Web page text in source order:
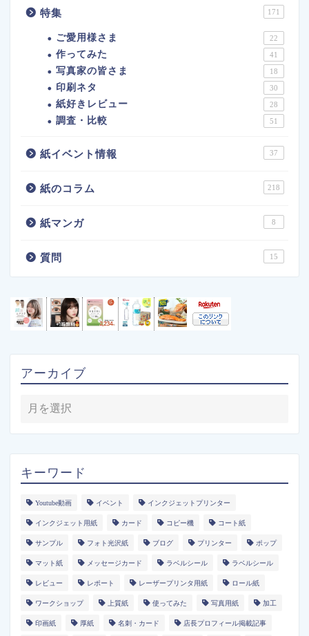
特集 171
ご愛用様さま 22
作ってみた 41
写真家の皆さま 18
印刷ネタ 30
紙好きレビュー 28
調査・比較 51
紙イベント情報 37
紙のコラム 218
紙マンガ 8
質問 15
アーカイブ
キーワード
Youtube動画 イベント インクジェットプリンター
インクジェット用紙 カード コピー機 コート紙
サンプル フォト光沢紙 ブログ プリンター ポップ
マット紙 メッセージカード ラベルシール ラベルシール
レビュー レポート レーザープリンタ用紙 ロール紙
ワークショップ 上質紙 使ってみた 写真用紙 加工
印画紙 厚紙 名刺・カード 店長プロフィール掲載記事